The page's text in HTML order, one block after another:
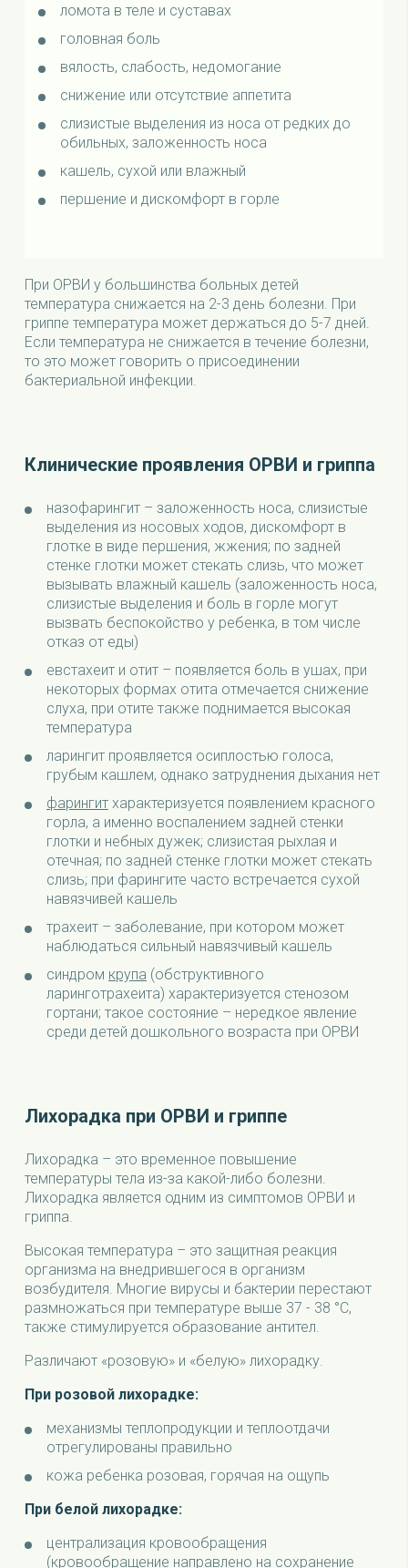
ломота в теле и суставах
головная боль
вялость, слабость, недомогание
снижение или отсутствие аппетита
слизистые выделения из носа от редких до
обильных, заложенность носа
кашель, сухой или влажный
першение и дискомфорт в горле
При ОРВИ у большинства больных детей
температура снижается на 2-3 день болезни. При
гриппе температура может держаться до 5-7 дней.
Если температура не снижается в течение болезни,
то это может говорить о присоединении
бактериальной инфекции.
Клинические проявления ОРВИ и гриппа
назофарингит – заложенность носа, слизистые
выделения из носовых ходов, дискомфорт в
глотке в виде першения, жжения; по задней
стенке глотки может стекать слизь, что может
вызывать влажный кашель (заложенность носа,
слизистые выделения и боль в горле могут
вызвать беспокойство у ребенка, в том числе
отказ от еды)
евстахеит и отит – появляется боль в ушах, при
некоторых формах отита отмечается снижение
слуха, при отите также поднимается высокая
температура
ларингит проявляется осиплостью голоса,
грубым кашлем, однако затруднения дыхания нет
фарингит характеризуется появлением красного
горла, а именно воспалением задней стенки
глотки и небных дужек; слизистая рыхлая и
отечная; по задней стенке глотки может стекать
слизь; при фарингите часто встречается сухой
навязчивей кашель
трахеит – заболевание, при котором может
наблюдаться сильный навязчивый кашель
синдром крупа (обструктивного
ларинготрахеита) характеризуется стенозом
гортани; такое состояние – нередкое явление
среди детей дошкольного возраста при ОРВИ
Лихорадка при ОРВИ и гриппе
Лихорадка – это временное повышение
температуры тела из-за какой-либо болезни.
Лихорадка является одним из симптомов ОРВИ и
гриппа.
Высокая температура – это защитная реакция
организма на внедрившегося в организм
возбудителя. Многие вирусы и бактерии перестают
размножаться при температуре выше 37 - 38 °С,
также стимулируется образование антител.
Различают «розовую» и «белую» лихорадку.
При розовой лихорадке:
механизмы теплопродукции и теплоотдачи
отрегулированы правильно
кожа ребенка розовая, горячая на ощупь
При белой лихорадке:
централизация кровообращения
(кровообращение направлено на сохранение